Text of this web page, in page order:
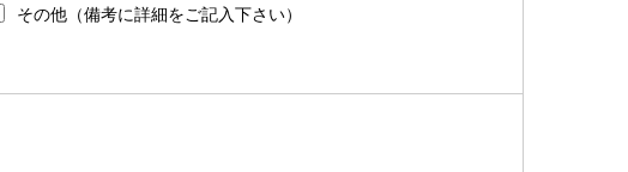
その他（備考に詳細をご記入下さい）